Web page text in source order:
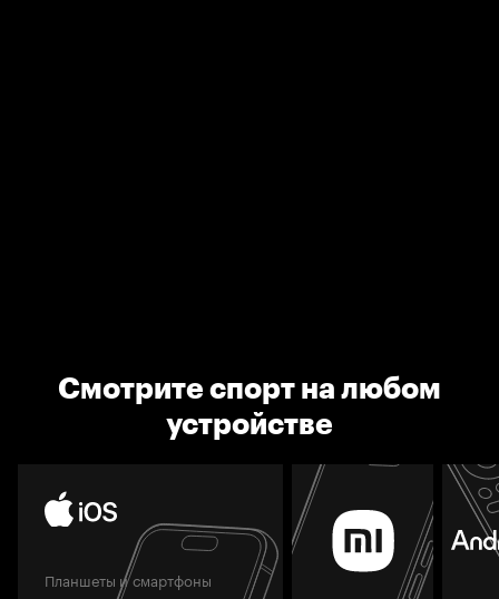
Смотрите спорт на любом
устройстве
Планшеты и смартфоны